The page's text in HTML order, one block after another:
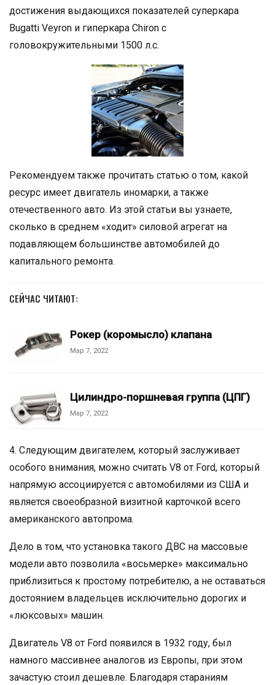
достижения выдающихся показателей суперкара
Bugatti Veyron и гиперкара Сhiron с
головокружительными 1500 л.с.
Рекомендуем также прочитать статью о том, какой
ресурс имеет двигатель иномарки, а также
отечественного авто. Из этой статьи вы узнаете,
сколько в среднем «ходит» силовой агрегат на
подавляющем большинстве автомобилей до
капитального ремонта.
СЕЙЧАС ЧИТАЮТ:
Рокер (коромысло) клапана
Мар 7, 2022
Цилиндро-поршневая группа (ЦПГ)
Мар 7, 2022
4. Следующим двигателем, который заслуживает
особого внимания, можно считать V8 от Ford, который
напрямую ассоциируется с автомобилями из США и
является своеобразной визитной карточкой всего
американского автопрома.
Дело в том, что установка такого ДВС на массовые
модели авто позволила «восьмерке» максимально
приблизиться к простому потребителю, а не оставаться
достоянием владельцев исключительно дорогих и
«люксовых» машин.
Двигатель V8 от Ford появился в 1932 году, был
намного массивнее аналогов из Европы, при этом
зачастую стоил дешевле. Благодаря стараниям